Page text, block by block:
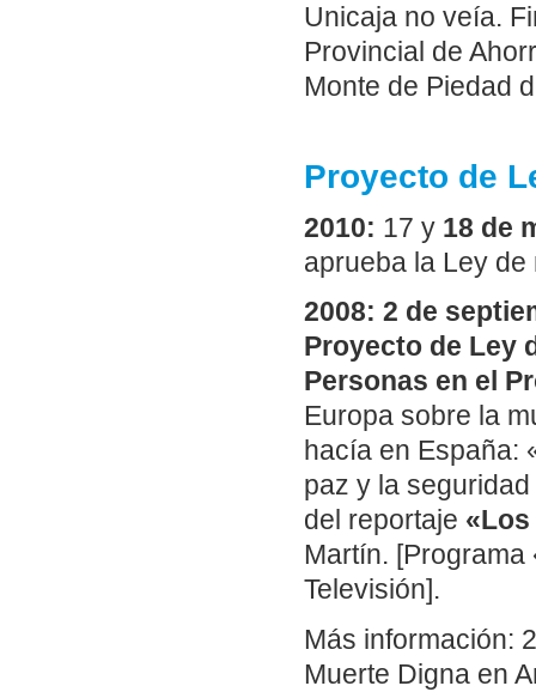
Unicaja no veía.
Provincial de
Monte de Piedad
Proyecto de
2010: 17 y 18 de
aprueba la Ley de
2008: 2 de
Proyecto de Ley
Personas en el
Europa sobre la
hacía en España:
paz y la
del reportaje
Martín.
Televisión].
Más información:
Muerte Digna en